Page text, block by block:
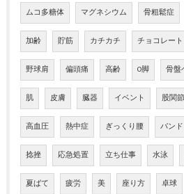
ムコ多糖体 マグネシウム 骨粗鬆症
加齢 貯筋 カチカチ チョコレート
野球肩 偏頭痛 高齢 O脚 骨盤
肌 皮膚 臓器 イベント 股関節
高血圧 熱中症 ぎっくり腰 バンド
捻挫 応急処置 立ち仕事 水泳
夏ばて 疲労 美 座り方 卓球